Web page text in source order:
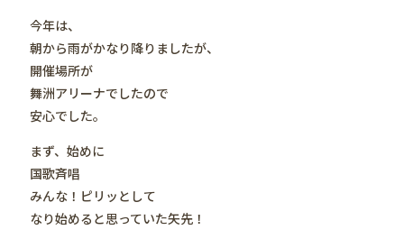
今年は、
朝から雨がかなり降りましたが、
開催場所が
舞洲アリーナでしたので
安心でした。
まず、始めに
国歌斉唱
みんな！ピリッとして
なり始めると思っていた矢先！